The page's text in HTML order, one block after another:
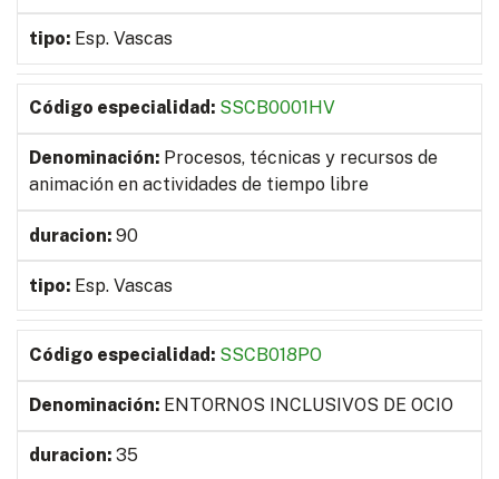
Esp. Vascas
SSCB0001HV
Procesos, técnicas y recursos de
animación en actividades de tiempo libre
90
Esp. Vascas
SSCB018PO
ENTORNOS INCLUSIVOS DE OCIO
35